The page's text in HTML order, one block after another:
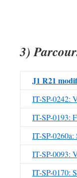
3)
J1 R21
IT-SP-0242:
IT-SP-0193:
IT-SP-
IT-SP-0093:
IT-SP-0170: